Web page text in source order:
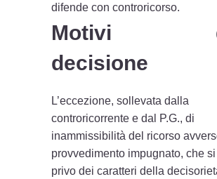
difende con controricorso.
Motivi
decisione
L’eccezione, sollevata dalla
controricorrente e dal P.G., di
inammissibilità del ricorso
provvedimento impugnato, che
privo dei caratteri della